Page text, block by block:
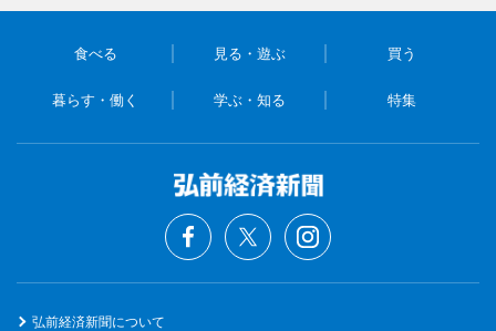
食べる 見る・遊ぶ 買う
暮らす・働く 学ぶ・知る 特集
弘前経済新聞について